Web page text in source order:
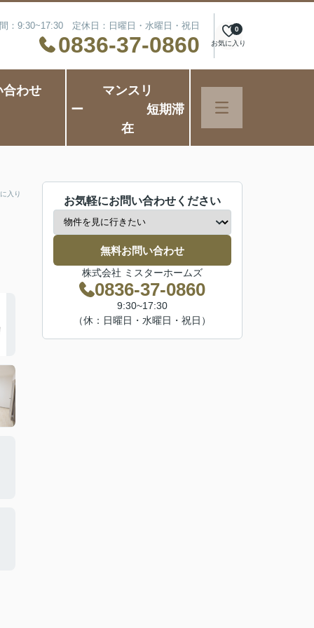
：9:30~17:30 定休日：日曜日・水曜日・祝日
0836-37-0860 お気に入り
0
合わせ
マンスリ
ー 短期滞
在
入り
お気軽にお問い合わせください
無料お問い合わせ
株式会社 ミスターホームズ
0836-37-0860
9:30~17:30
（休：日曜日・水曜日・祝日）